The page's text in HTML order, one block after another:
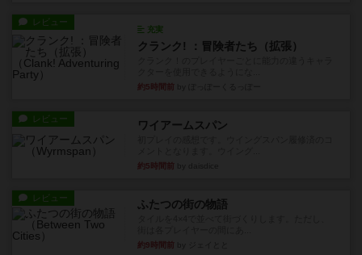
レビュー
充実
クランク! ：冒険者たち（拡張）
約5時間前
レビュー ワイアームスパン
約5時間前
レビュー ふたつの街の物語
約9時間前